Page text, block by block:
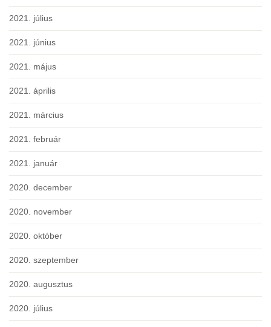
2021. július
2021. június
2021. május
2021. április
2021. március
2021. február
2021. január
2020. december
2020. november
2020. október
2020. szeptember
2020. augusztus
2020. július